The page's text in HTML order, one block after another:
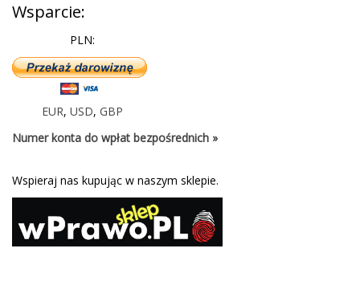
Wsparcie:
PLN:
EUR, USD, GBP
Numer konta do wpłat bezpośrednich »
Wspieraj nas kupując w naszym sklepie.